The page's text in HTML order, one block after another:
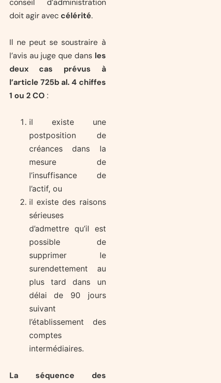
conseil d’administration
doit agir aveccélérité.
Il ne peut se soustraire à
l’avis au juge que dans les
deux cas prévus à
l’article 725b al. 4 chiffes
1 ou 2 CO :
il existe une
postposition de
créances dans la
mesure de
l’insuffisance de
l’actif, ou
il existe des raisons
sérieuses
d’admettre qu’il est
possible de
supprimer le
surendettement au
plus tard dans un
délai de 90 jours
suivant
l’établissement des
comptes
intermédiaires.
La séquence des